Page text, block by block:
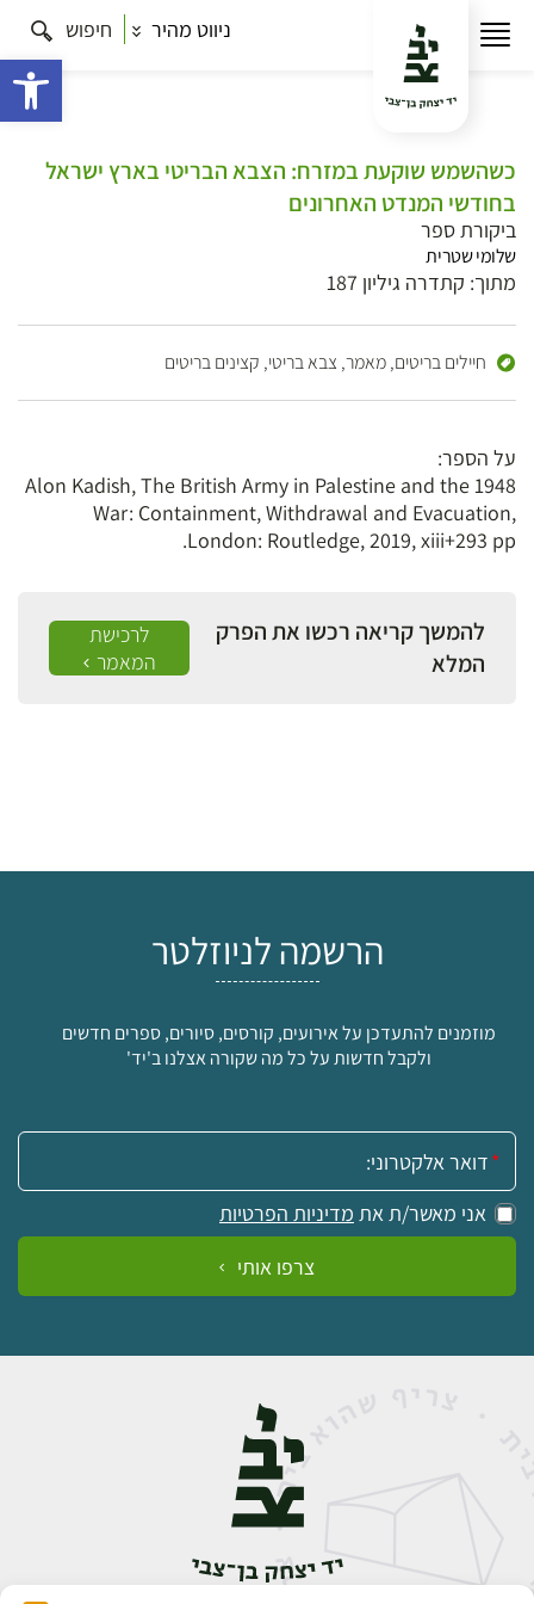
ניווט מהיר חיפוש
כשהשמש שוקעת במזרח: הצבא הבריטי בארץ ישראל
בחודשי המנדט האחרונים
ביקורת ספר
שלומי שטרית
מתוך: קתדרה גיליון 187
חיילים בריטים,מאמר, צבא בריטי, קצינים בריטים
על הספר:
Alon Kadish, The British Army in Palestine and the 1948
War: Containment, Withdrawal and Evacuation,
London: Routledge, 2019, xiii+293 pp.
להמשך קריאה רכשו את הפרק
המלא
לרכישת
המאמר
הרשמה לניוזלטר
מוזמנים להתעדכן על אירועים, קורסים, סיורים, ספרים חדשים
ולקבל חדשות על כל מה שקורה אצלנו ב'יד'
אימייל:
אני מאשר/ת את מדיניות הפרטיות
צרפו אותי